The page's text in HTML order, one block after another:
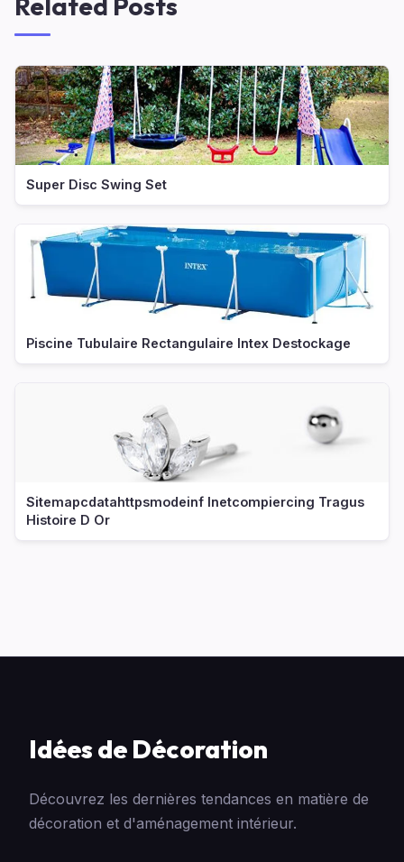
Super Disc Swing Set
Piscine Tubulaire Rectangulaire Intex Destockage
Sitemapcdatahttpsmodeinf Inetcompiercing Tragus
Histoire D Or
Idées de Décoration
Découvrez les dernières tendances en matière de
décoration et d'aménagement intérieur.